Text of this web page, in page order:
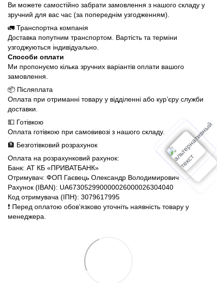
Ви можете самостійно забрати замовлення з нашого складу у
зручний для вас час (за попереднім узгодженням).
🚛 Транспортна компанія
Доставка попутним транспортом. Вартість та терміни
узгоджуються індивідуально.
Способи оплати
Ми пропонуємо кілька зручних варіантів оплати вашого
замовлення.
📦 Післяплата
Оплата при отриманні товару у відділенні або кур’єру служби
доставки.
💵 Готівкою
Оплата готівкою при самовивозі з нашого складу.
🏦 Безготівковий розрахунок
Оплата на розрахунковий рахунок:
Банк: АТ КБ «ПРИВАТБАНК»
Отримувач: ФОП Гаєвець Олександр Володимирович
Рахунок (IBAN): UA673052990000026000026304040
Код отримувача (ІПН): 3079617995
❗️ Перед оплатою обов’язково уточніть наявність товару у
менеджера.